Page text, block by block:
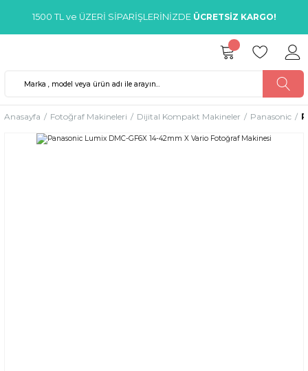
1500 TL ve ÜZERİ SİPARİŞLERİNİZDE ÜCRETSİZ KARGO!
Anasayfa Fotoğraf Makineleri Dijital Kompakt Makineler Panasonic